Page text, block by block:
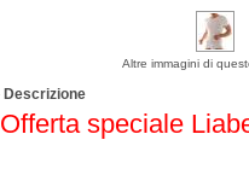
Altre immagini di
Descrizione
Offerta speciale